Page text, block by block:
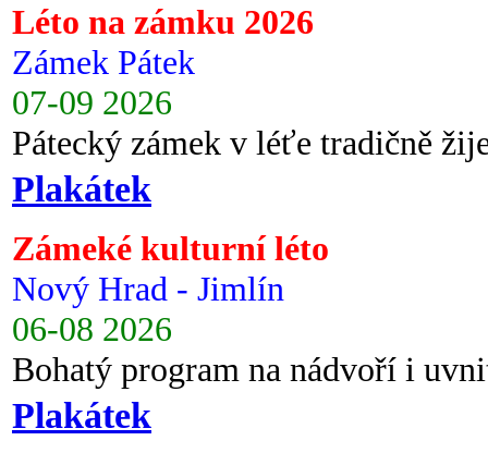
Léto na zámku 2026
Zámek Pátek
07-09 2026
Pátecký zámek v léťe tradičně
Plakátek
Zámeké kulturní léto
Nový Hrad - Jimlín
06-08 2026
Bohatý program na nádvoří i
Plakátek